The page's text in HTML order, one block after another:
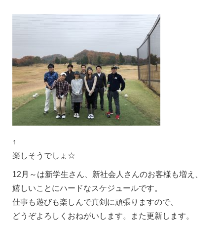
↑
楽しそうでしょ☆
12月～は新学生さん、新社会人さんのお客様も増え、
嬉しいことにハードなスケジュールです。
仕事も遊びも楽しんで真剣に頑張りますので、
どうぞよろしくおねがいします。また更新します。